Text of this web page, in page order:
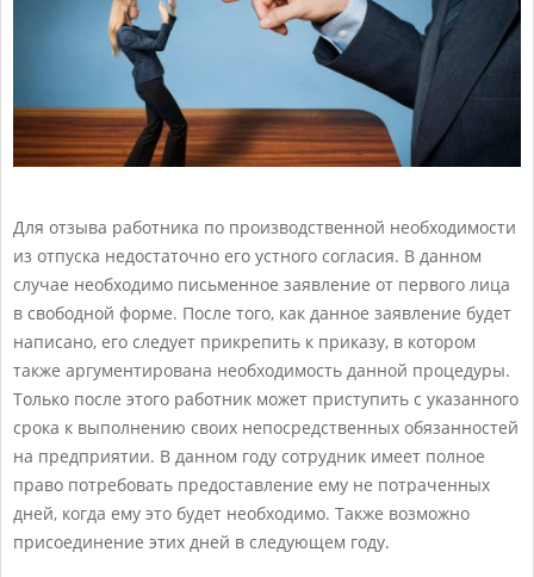
Для отзыва работника по производственной необходимости
из отпуска недостаточно его устного согласия. В данном
случае необходимо письменное заявление от первого лица
в свободной форме. После того, как данное заявление будет
написано, его следует прикрепить к приказу, в котором
также аргументирована необходимость данной процедуры.
Только после этого работник может приступить с указанного
срока к выполнению своих непосредственных обязанностей
на предприятии. В данном году сотрудник имеет полное
право потребовать предоставление ему не потраченных
дней, когда ему это будет необходимо. Также возможно
присоединение этих дней в следующем году.